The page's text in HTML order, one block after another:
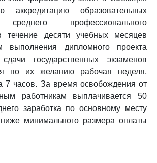
аккредитацию образовательных
среднего профессионального
течение десяти учебных месяцев
выполнения дипломного проекта
государственных экзаменов
по их желанию рабочая неделя,
7 часов. За время освобождения от
работникам выплачивается 50
заработка по основному месту
минимального размера оплаты